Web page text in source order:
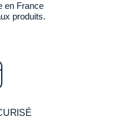
en France
produits.